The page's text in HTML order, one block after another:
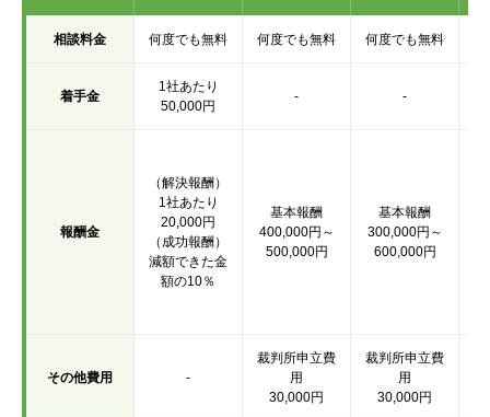
相談料金 何度でも無料 何度でも無料 何度でも無料
着手金
1社あたり
50,000円
- -
報酬金
（解決報酬）
1社あたり
20,000円
（成功報酬）
減額できた金
額の10％
基本報酬
400,000円～
500,000円
基本報酬
300,000円～
600,000円
その他費用 -
裁判所申立費
用
30,000円
裁判所申立費
用
30,000円